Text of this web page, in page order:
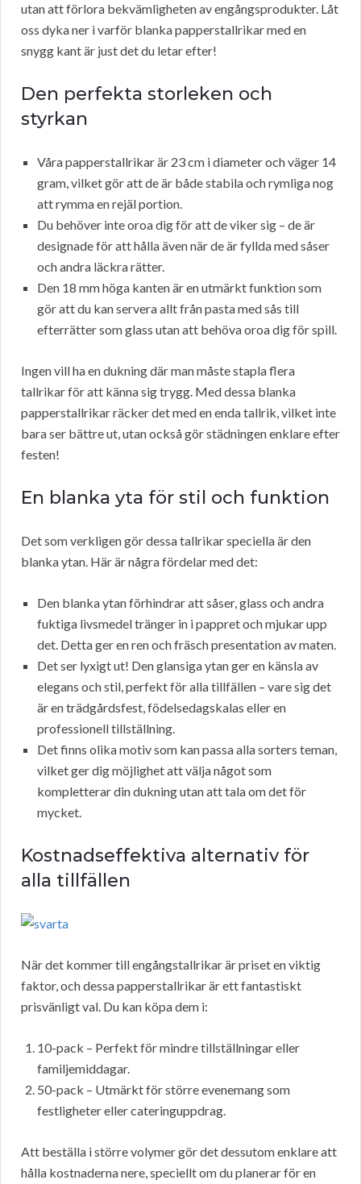
utan att förlora bekvämligheten av engångsprodukter. Låt
oss dyka ner i varför blanka papperstallrikar med en
snygg kant är just det du letar efter!
Den perfekta storleken och
styrkan
Våra papperstallrikar är 23 cm i diameter och väger 14
gram, vilket gör att de är både stabila och rymliga nog
att rymma en rejäl portion.
Du behöver inte oroa dig för att de viker sig – de är
designade för att hålla även när de är fyllda med såser
och andra läckra rätter.
Den 18 mm höga kanten är en utmärkt funktion som
gör att du kan servera allt från pasta med sås till
efterrätter som glass utan att behöva oroa dig för spill.
Ingen vill ha en dukning där man måste stapla flera
tallrikar för att känna sig trygg. Med dessa blanka
papperstallrikar räcker det med en enda tallrik, vilket inte
bara ser bättre ut, utan också gör städningen enklare efter
festen!
En blanka yta för stil och funktion
Det som verkligen gör dessa tallrikar speciella är den
blanka ytan. Här är några fördelar med det:
Den blanka ytan förhindrar att såser, glass och andra
fuktiga livsmedel tränger in i pappret och mjukar upp
det. Detta ger en ren och fräsch presentation av maten.
Det ser lyxigt ut! Den glansiga ytan ger en känsla av
elegans och stil, perfekt för alla tillfällen – vare sig det
är en trädgårdsfest, födelsedagskalas eller en
professionell tillställning.
Det finns olika motiv som kan passa alla sorters teman,
vilket ger dig möjlighet att välja något som
kompletterar din dukning utan att tala om det för
mycket.
Kostnadseffektiva alternativ för
alla tillfällen
När det kommer till engångstallrikar är priset en viktig
faktor, och dessa papperstallrikar är ett fantastiskt
prisvänligt val. Du kan köpa dem i:
10-pack – Perfekt för mindre tillställningar eller
familjemiddagar.
50-pack – Utmärkt för större evenemang som
festligheter eller cateringuppdrag.
Att beställa i större volymer gör det dessutom enklare att
hålla kostnaderna nere, speciellt om du planerar för en